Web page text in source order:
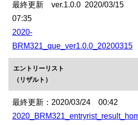
最終更新 ver.1.0.0 2020/03/15
07:35
2020-
BRM321_que_ver1.0.0_20200315
エントリーリスト
（リザルト）
最終更新：2020/03/24 00:42